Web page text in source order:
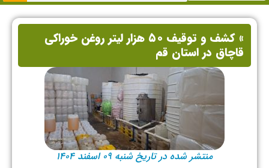
» کشف و توقیف ۵۰ هزار لیتر روغن خوراکی
قاچاق در استان قم
منتشر شده در تاریخ شنبه ۰۹ اسفند ۱۴۰۴